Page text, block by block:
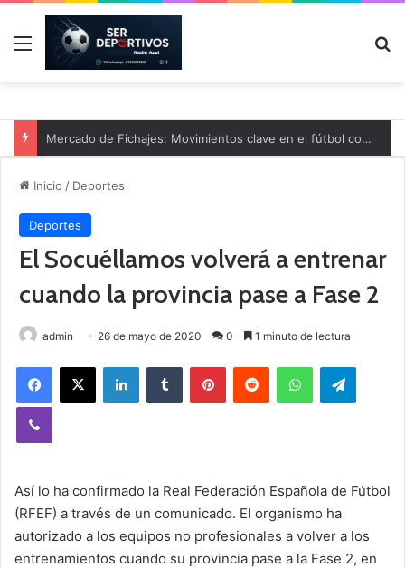
Menú
Mercado de Fichajes: Movimientos clave en el fútbol comarcal
Inicio / Deportes
Deportes
El Socuéllamos volverá a entrenar
cuando la provincia pase a Fase 2
admin 26 de mayo de 2020 0 1 minuto de lectura
Así lo ha confirmado la Real Federación Española de Fútbol
(RFEF) a través de un comunicado. El organismo ha
autorizado a los equipos no profesionales a volver a los
entrenamientos cuando su provincia pase a la Fase 2, en